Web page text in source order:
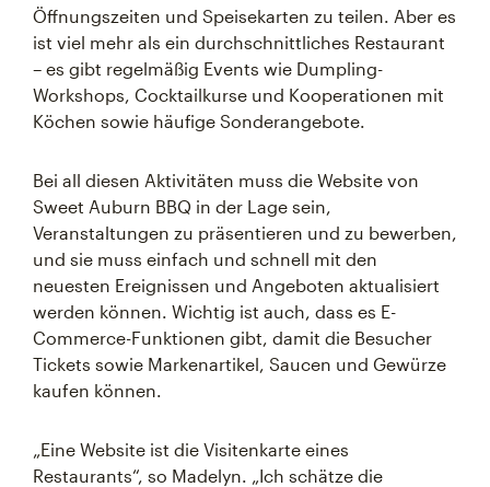
Öffnungszeiten und Speisekarten zu teilen. Aber es
ist viel mehr als ein durchschnittliches Restaurant
– es gibt regelmäßig Events wie Dumpling-
Workshops, Cocktailkurse und Kooperationen mit
Köchen sowie häufige Sonderangebote.
Bei all diesen Aktivitäten muss die Website von
Sweet Auburn BBQ in der Lage sein,
Veranstaltungen zu präsentieren und zu bewerben,
und sie muss einfach und schnell mit den
neuesten Ereignissen und Angeboten aktualisiert
werden können. Wichtig ist auch, dass es E-
Commerce-Funktionen gibt, damit die Besucher
Tickets sowie Markenartikel, Saucen und Gewürze
kaufen können.
„Eine Website ist die Visitenkarte eines
Restaurants“, so Madelyn. „Ich schätze die